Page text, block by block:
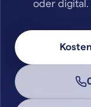
oder digital.